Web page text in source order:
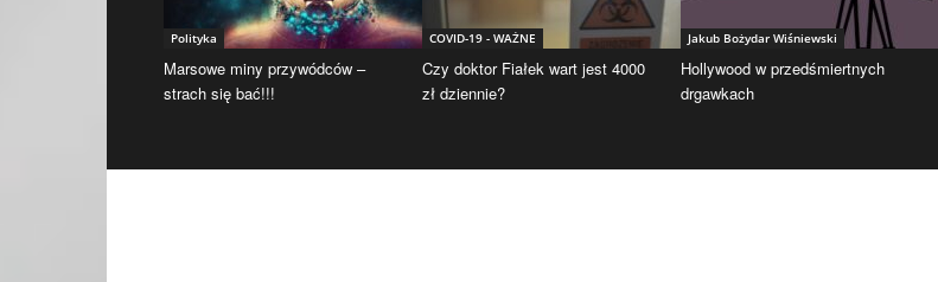
Polityka
Marsowe miny przywódców –
strach się bać!!!
COVID-19 - WAŻNE
Czy doktor Fiałek wart jest 4000
zł dziennie?
Jakub Bożydar Wiśniewski
Hollywood w przedśmiertnych
drgawkach